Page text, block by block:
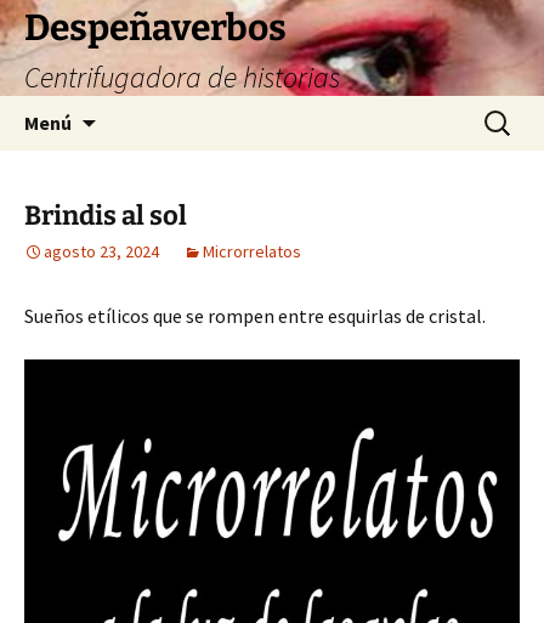
Saltar
al
contenido
Despeñaverbos
Centrifugadora de historias
Menú Buscar:
Brindis al sol
agosto 23, 2024 Microrrelatos
Sueños etílicos que se rompen entre esquirlas de cristal.